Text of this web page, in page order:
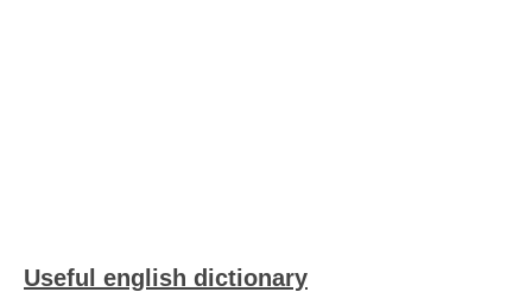
Useful english dictionary